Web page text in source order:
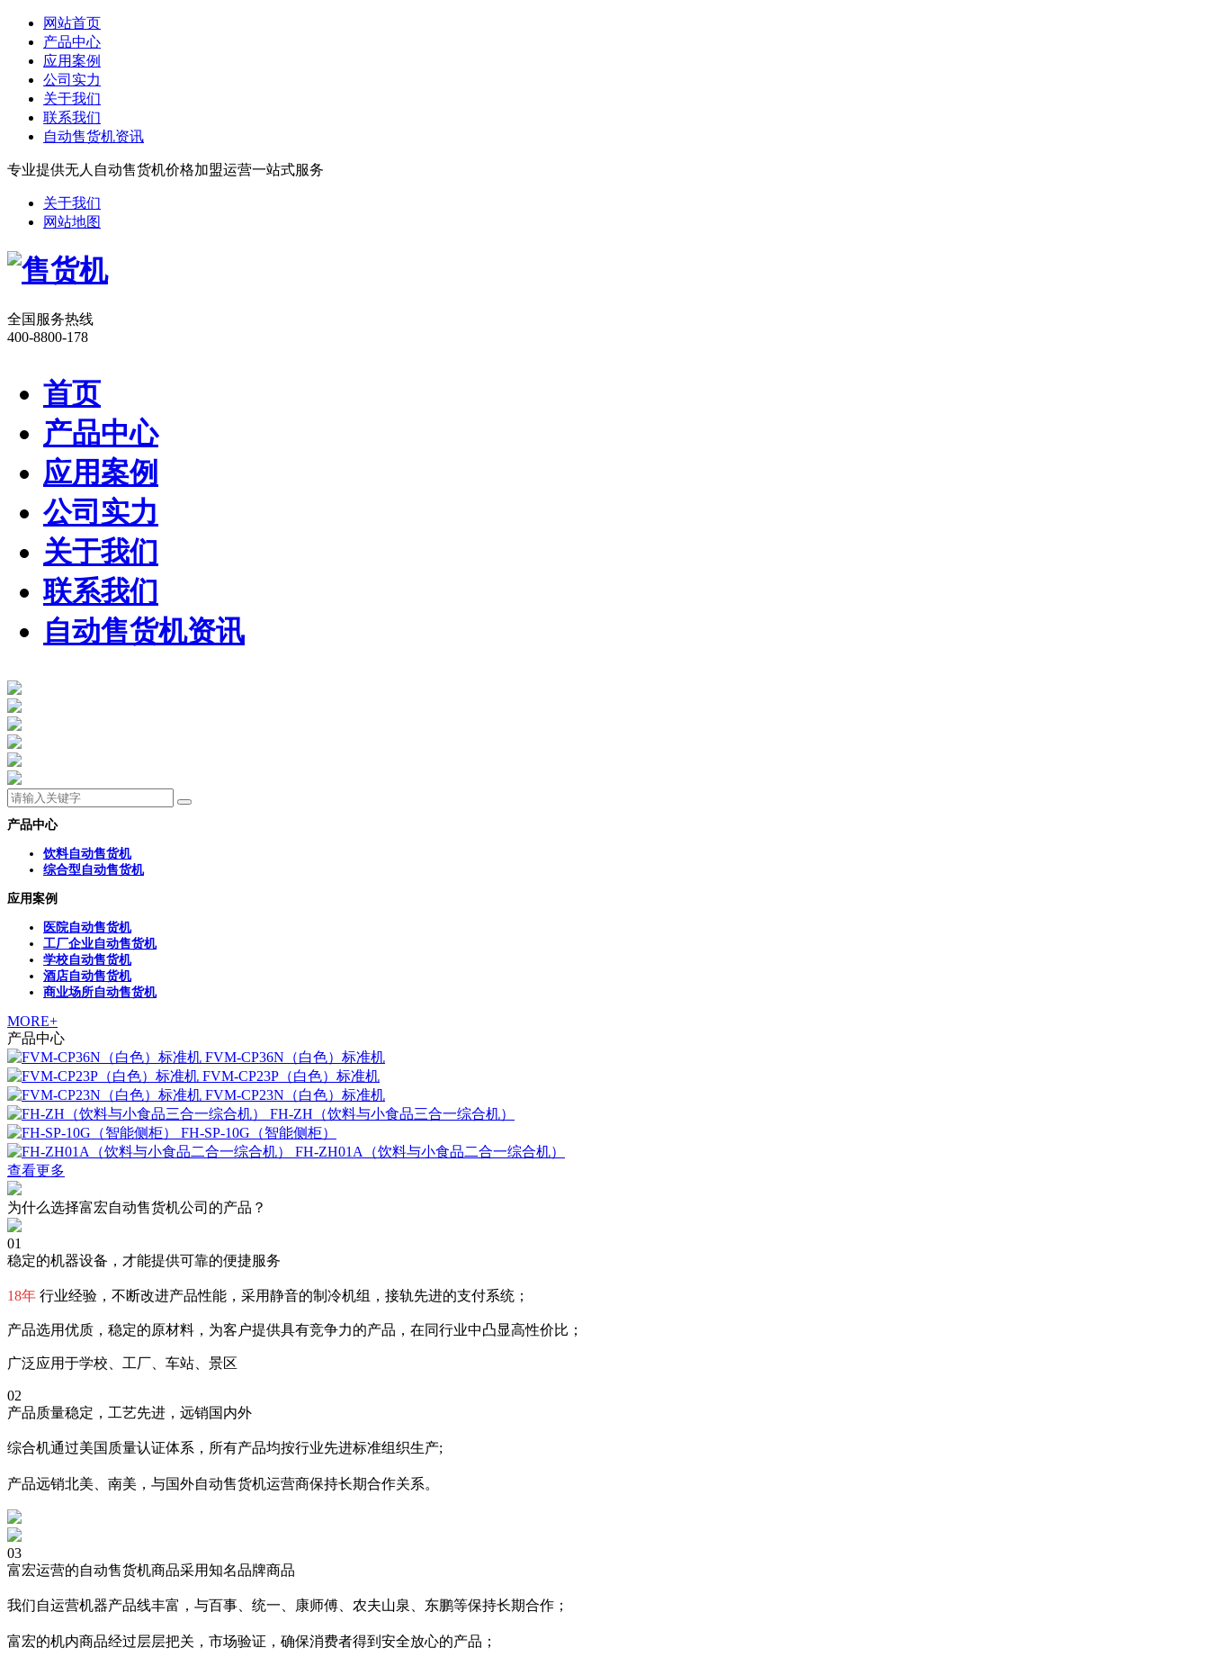
网站首页
产品中心
应用案例
公司实力
关于我们
联系我们
自动售货机资讯
专业提供无人自动售货机价格加盟运营一站式服务
关于我们
网站地图
全国服务热线
400-8800-178
首页
产品中心
应用案例
公司实力
关于我们
联系我们
自动售货机资讯
产品中心
饮料自动售货机
综合型自动售货机
应用案例
医院自动售货机
工厂企业自动售货机
学校自动售货机
酒店自动售货机
商业场所自动售货机
MORE+
产品中心
FVM-CP36N（白色）标准机
FVM-CP23P（白色）标准机
FVM-CP23N（白色）标准机
FH-ZH（饮料与小食品三合一综合机）
FH-SP-10G（智能侧柜）
FH-ZH01A（饮料与小食品二合一综合机）
查看更多
为什么选择富宏自动售货机公司的产品？
01
稳定的机器设备，才能提供可靠的便捷服务
18年 行业经验，不断改进产品性能，采用静音的制冷机组，接轨先进的支付系统；
产品选用优质，稳定的原材料，为客户提供具有竞争力的产品，在同行业中凸显高性价比；
广泛应用于学校、工厂、车站、景区
02
产品质量稳定，工艺先进，远销国内外
综合机通过美国质量认证体系，所有产品均按行业先进标准组织生产;
产品远销北美、南美，与国外自动售货机运营商保持长期合作关系。
03
富宏运营的自动售货机商品采用知名品牌商品
我们自运营机器产品线丰富，与百事、统一、康师傅、农夫山泉、东鹏等保持长期合作；
富宏的机内商品经过层层把关，市场验证，确保消费者得到安全放心的产品；